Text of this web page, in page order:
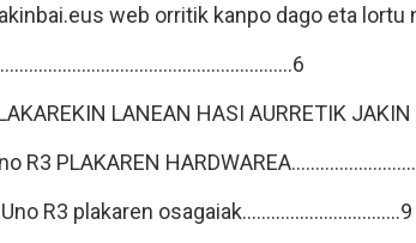
web orritik kanpo dago eta lortu
LANEAN HASI AURRETIK JAKIN
R3 PLAKAREN
R3 plakaren osagaiak.................................9